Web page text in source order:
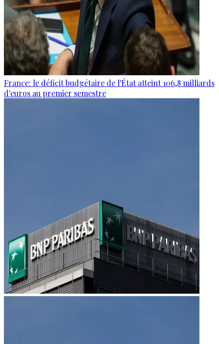
France: le déficit budgétaire de l'État atteint 106,8 milliards
d'euros au premier semestre